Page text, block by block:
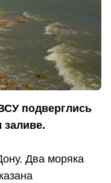
подверглись
заливе.
Два моряка